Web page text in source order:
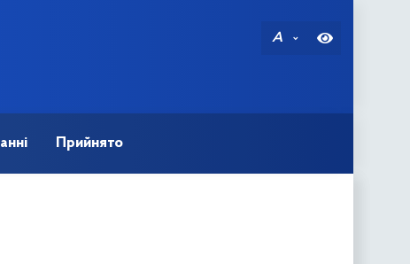
A
Прийнято